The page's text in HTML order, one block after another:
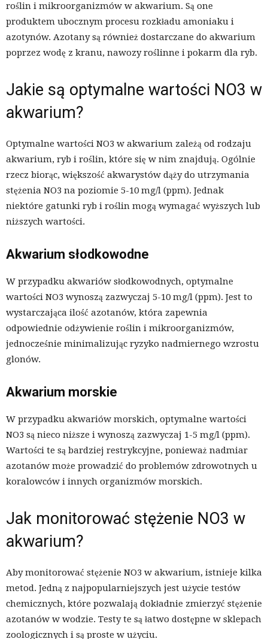
roślin i mikroorganizmów w akwarium. Są one
produktem ubocznym procesu rozkładu amoniaku i
azotynów. Azotany są również dostarczane do akwarium
poprzez wodę z kranu, nawozy roślinne i pokarm dla ryb.
Jakie są optymalne wartości NO3 w
akwarium?
Optymalne wartości NO3 w akwarium zależą od rodzaju
akwarium, ryb i roślin, które się w nim znajdują. Ogólnie
rzecz biorąc, większość akwarystów dąży do utrzymania
stężenia NO3 na poziomie 5-10 mg/l (ppm). Jednak
niektóre gatunki ryb i roślin mogą wymagać wyższych lub
niższych wartości.
Akwarium słodkowodne
W przypadku akwariów słodkowodnych, optymalne
wartości NO3 wynoszą zazwyczaj 5-10 mg/l (ppm). Jest to
wystarczająca ilość azotanów, która zapewnia
odpowiednie odżywienie roślin i mikroorganizmów,
jednocześnie minimalizując ryzyko nadmiernego wzrostu
glonów.
Akwarium morskie
W przypadku akwariów morskich, optymalne wartości
NO3 są nieco niższe i wynoszą zazwyczaj 1-5 mg/l (ppm).
Wartości te są bardziej restrykcyjne, ponieważ nadmiar
azotanów może prowadzić do problemów zdrowotnych u
koralowców i innych organizmów morskich.
Jak monitorować stężenie NO3 w
akwarium?
Aby monitorować stężenie NO3 w akwarium, istnieje kilka
metod. Jedną z najpopularniejszych jest użycie testów
chemicznych, które pozwalają dokładnie zmierzyć stężenie
azotanów w wodzie. Testy te są łatwo dostępne w sklepach
zoologicznych i są proste w użyciu.